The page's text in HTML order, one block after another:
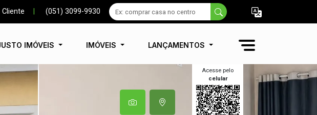
(051) 3099-9930
IMÓVEIS IMÓVEIS LANÇAMENTOS
Acesse pelo
celular